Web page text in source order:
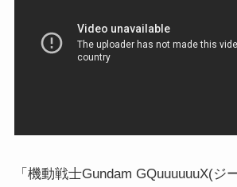
「機動戦士Gundam GQuuuuuuX(ジ